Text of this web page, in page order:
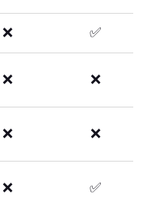
❌ ✅
❌ ❌
❌ ❌
❌ ✅